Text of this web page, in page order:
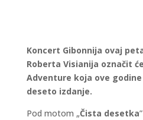
Koncert Gibonnija ovaj
Roberta Visianija označit
Adventure koja ove
deseto izdanje.
Pod motom „Čista desetka